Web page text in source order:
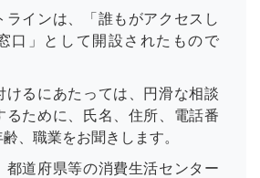
ラインは、「誰もがアクセスし
口」として開設されたもので
けるにあたっては、円滑な相談
るために、氏名、住所、電話番
、職業をお聞きします。
都道府県等の消費生活センター